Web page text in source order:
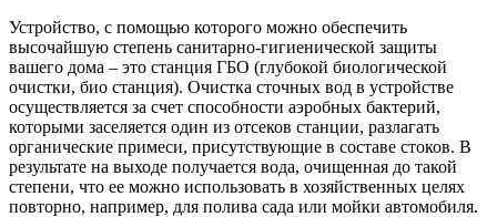
Устройство, с помощью которого можно обеспечить
высочайшую степень санитарно-гигиенической защиты
вашего дома – это станция ГБО (глубокой биологической
очистки, био станция). Очистка сточных вод в устройстве
осуществляется за счет способности аэробных бактерий,
которыми заселяется один из отсеков станции, разлагать
органические примеси, присутствующие в составе стоков. В
результате на выходе получается вода, очищенная до такой
степени, что ее можно использовать в хозяйственных целях
повторно, например, для полива сада или мойки автомобиля.